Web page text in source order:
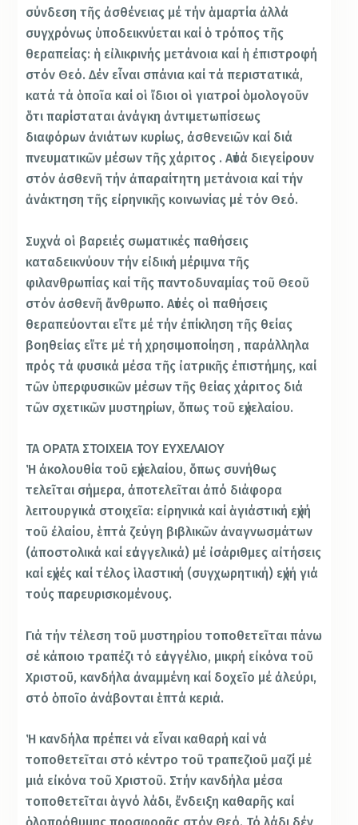
σύνδεση τῆς ἀσθένειας μέ τήν ἁμαρτία ἀλλά
συγχρόνως ὑποδεικνύεται καί ὁ τρόπος τῆς
θεραπείας: ἡ εἰλικρινής μετάνοια καί ἡ ἐπιστροφή
στόν Θεό. Δέν εἶναι σπάνια καί τά περιστατικά,
κατά τά ὁποῖα καί οἱ ἴδιοι οἱ γιατροί ὁμολογοῦν
ὅτι παρίσταται ἀνάγκη ἀντιμετωπίσεως
διαφόρων ἀνιάτων κυρίως, ἀσθενειῶν καί διά
πνευματικῶν μέσων τῆς χάριτος . Αὐτά διεγείρουν
στόν ἀσθενῆ τήν ἀπαραίτητη μετάνοια καί τήν
ἀνάκτηση τῆς εἰρηνικῆς κοινωνίας μέ τόν Θεό.
Συχνά οἱ βαρειές σωματικές παθήσεις
καταδεικνύουν τήν εἰδική μέριμνα τῆς
φιλανθρωπίας καί τῆς παντοδυναμίας τοῦ Θεοῦ
στόν ἀσθενῆ ἄνθρωπο. Αὐτές οἱ παθήσεις
θεραπεύονται εἴτε μέ τήν ἐπίκληση τῆς θείας
βοηθείας εἴτε μέ τή χρησιμοποίηση , παράλληλα
πρός τά φυσικά μέσα τῆς ἰατρικῆς ἐπιστήμης, καί
τῶν ὑπερφυσικῶν μέσων τῆς θείας χάριτος διά
τῶν σχετικῶν μυστηρίων, ὅπως τοῦ εὐχελαίου.
ΤΑ ΟΡΑΤΑ ΣΤΟΙΧΕΙΑ ΤΟΥ ΕΥΧΕΛΑΙΟΥ
Ἡ ἀκολουθία τοῦ εὐχελαίου, ὅπως συνήθως
τελεῖται σήμερα, ἀποτελεῖται ἀπό διάφορα
λειτουργικά στοιχεῖα: εἰρηνικά καί ἁγιάστική εὐχή
τοῦ ἐλαίου, ἑπτά ζεύγη βιβλικῶν ἀναγνωσμάτων
(ἀποστολικά καί εὐαγγελικά) μέ ἰσάριθμες αἰτήσεις
καί εὐχές καί τέλος ἱλαστική (συγχωρητική) εὐχή γιά
τούς παρευρισκομένους.
Γιά τήν τέλεση τοῦ μυστηρίου τοποθετεῖται πάνω
σέ κάποιο τραπέζι τό εὐαγγέλιο, μικρή εἰκόνα τοῦ
Χριστοῦ, κανδήλα ἀναμμένη καί δοχεῖο μέ ἀλεύρι,
στό ὁποῖο ἀνάβονται ἑπτά κεριά.
Ἡ κανδήλα πρέπει νά εἶναι καθαρή καί νά
τοποθετεῖται στό κέντρο τοῦ τραπεζιοῦ μαζί μέ
μιά εἰκόνα τοῦ Χριστοῦ. Στήν κανδήλα μέσα
τοποθετεῖται ἁγνό λάδι, ἔνδειξη καθαρῆς καί